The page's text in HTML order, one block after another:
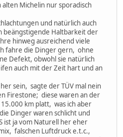
Michelin nur sporadisch
und natürlich auch
beängstigende Haltbarkeit der
hinweg ausreichend viele
fahre die Dinger gern, ohne
Defekt, obwohl sie natürlich
auch mit der Zeit hart und an
sein, sagte der TÜV mal nein
Firestone; diese waren an der
km platt, was ich aber
Dinger waren schlicht und
ist ja vom Naturell her eher
falschen Luftdruck e.t.c.,